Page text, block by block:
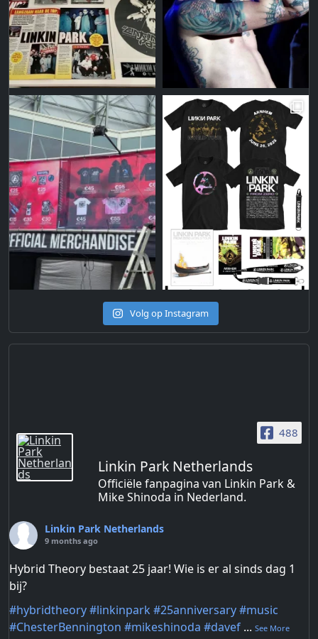
Volg op Instagram
488
Linkin Park Netherlands
Officiële fanpagina van Linkin Park &
Mike Shinoda in Nederland.
Linkin Park Netherlands
9 months ago
Hybrid Theory bestaat 25 jaar! Wie is er al sinds dag 1
bij?
#hybridtheory#linkinpark#25anniversary#music
#ChesterBennington #mikeshinoda #davef ... See More